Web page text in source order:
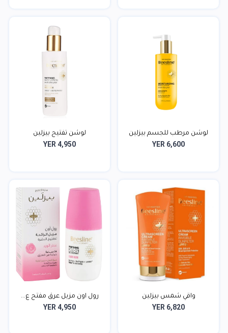
لوشن مرطب للجسم بيزلين
YER 6,600
لوشن تفتيح بيزلين
YER 4,950
واقي شمس بيزلين
YER 6,820
رول اون مزيل عرق مفتح ع...
YER 4,950